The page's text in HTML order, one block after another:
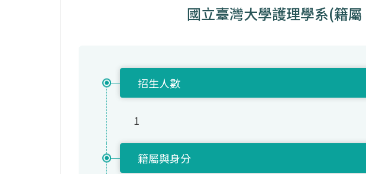
國立臺灣大學護理學系(籍
招生人數
1
籍屬與身分